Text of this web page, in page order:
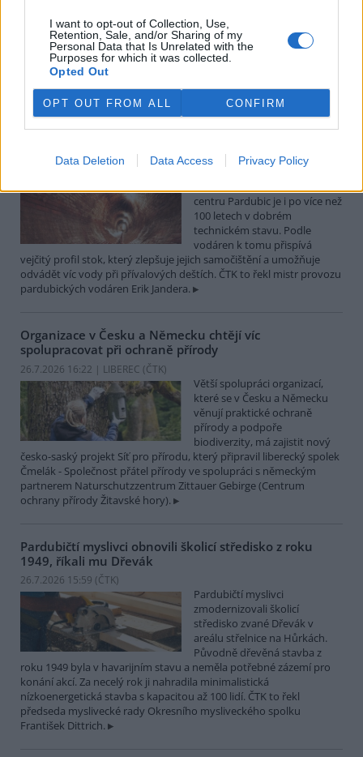
I want to opt-out of Collection, Use,
Retention, Sale, and/or Sharing of my
Personal Data that Is Unrelated with the
Purposes for which it was collected.
Opted Out
OPT OUT FROM ALL CONFIRM
Data Deletion Data Access Privacy Policy
mizející druhy rostlin a živočichů, jako jsou vzácné orchideje či
motýl jasoň dymnivkový. ČTK to řekl Vilém Jurek z organizace
Rezekvítek, která se o oblast stará. Národní přírodní rezervace
Hádecká planinka je součástí chráněné krajinné oblasti Moravský
kras, má rozlohu kolem 80 hektarů.
26.7.2026 16:24 | PARDUBICE (ČTK)
centru Pardubic je i po více než
100 letech v dobrém
technickém stavu. Podle
vodáren k tomu přispívá
vejčitý profil stok, který zlepšuje jejich samočištění a umožňuje
odvádět víc vody při přívalových deštích. ČTK to řekl mistr provozu
pardubických vodáren Erik Jandera.
Organizace v Česku a Německu chtějí víc
spolupracovat při ochraně přírody
26.7.2026 16:22 | LIBEREC (ČTK)
Větší spolupráci organizací,
které se v Česku a Německu
věnují praktické ochraně
přírody a podpoře
biodiverzity, má zajistit nový
česko-saský projekt Síť pro přírodu, který připravil liberecký spolek
Čmelák - Společnost přátel přírody ve spolupráci s německým
partnerem Naturschutzzentrum Zittauer Gebirge (Centrum
ochrany přírody Žitavské hory).
Pardubičtí myslivci obnovili školicí středisko z roku
1949, říkali mu Dřevák
26.7.2026 15:59 (ČTK)
Pardubičtí myslivci
zmodernizovali školicí
středisko zvané Dřevák v
areálu střelnice na Hůrkách.
Původně dřevěná stavba z
roku 1949 byla v havarijním stavu a neměla potřebné zázemí pro
konání akcí. Za necelý rok ji nahradila minimalistická
nízkoenergetická stavba s kapacitou až 100 lidí. ČTK to řekl
předseda myslivecké rady Okresního mysliveckého spolku
František Dittrich.